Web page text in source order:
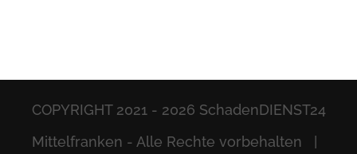
COPYRIGHT 2021 - 2026 SchadenDIENST24
Mittelfranken - Alle Rechte vorbehalten |